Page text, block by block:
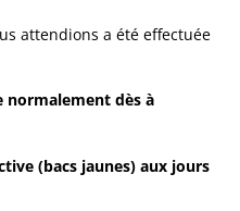
attendions a été effectuée
normalement dès à
(bacs jaunes) aux jours